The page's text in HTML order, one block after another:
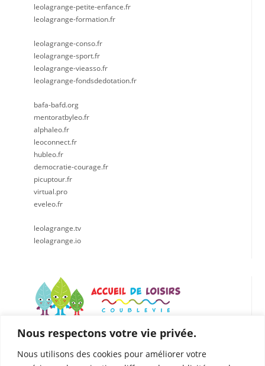
Nous respectons votre vie privée.
Nous utilisons des cookies pour améliorer votre
leolagrange-petite-enfance.fr
leolagrange-formation.fr
leolagrange-conso.fr
leolagrange-sport.fr
leolagrange-vieasso.fr
leolagrange-fondsdedotation.fr
bafa-bafd.org
mentoratbyleo.fr
alphaleo.fr
leoconnect.fr
hubleo.fr
democratie-courage.fr
picuptour.fr
virtual.pro
eveleo.fr
leolagrange.tv
leolagrange.io
LÉO LAGRANGE CENTRE EST
112 Rue du Presbytère, 38500 Coublevie